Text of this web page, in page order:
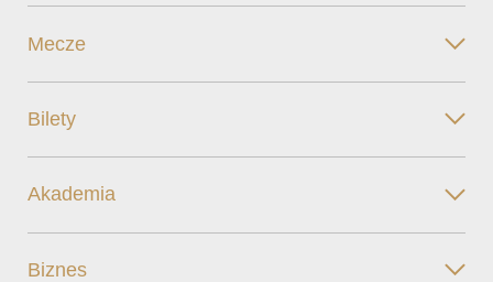
Mecze
Bilety
Akademia
Biznes